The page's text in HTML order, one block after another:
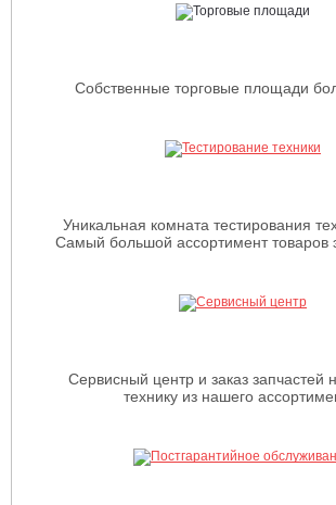
Собственные торговые площади
Уникальная комната тестирования
Самый большой ассортимент товаров
Сервисный центр и заказ запчастей
технику из нашего